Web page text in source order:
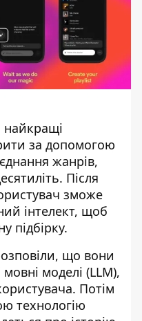
за допомогою
жанрів,
Після
зможе
інтелект, щоб
підбірку.
що вони
моделі (LLM),
Потім
технологію